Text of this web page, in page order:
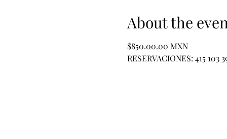
About the
$850.00.00 MXN
RESERVACIONES: 415 103